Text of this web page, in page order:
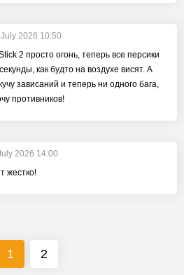
2026 10:50
2 просто огонь, теперь все персики
как будто на воздухе висят. А
зависаний и теперь ни одного бага,
противников!
2026 14:00
жестко!
1 2